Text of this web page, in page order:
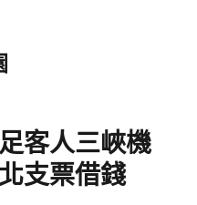
客人三峽機
支票借錢